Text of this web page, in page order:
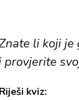
li koji je
provjerite
Riješi kviz: